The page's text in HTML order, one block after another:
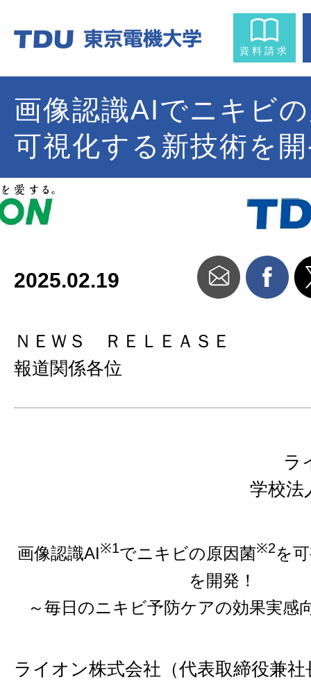
資料請求
画像認識AIでニキビ
可視化する新技術を
2025.02.19
ＮＥＷＳ ＲＥＬＥＡＳＥ
報道関係各位
ラ
学校法
画像認識AI※1でニキビの原因菌※2を
を開発！
～毎日のニキビ予防ケアの効果実感
ライオン株式会社（代表取締役兼